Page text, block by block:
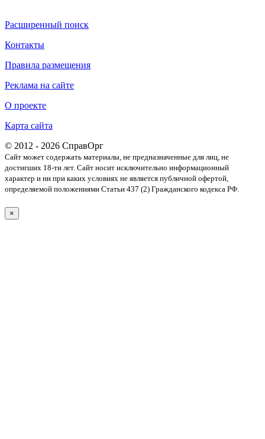
Расширенный поиск
Контакты
Правила размещения
Реклама на сайте
О проекте
Карта сайта
© 2012 - 2026 СправОрг
Сайт может содержать материалы, не предназначенные для лиц, не
достигших 18-ти лет. Cайт носит исключительно информационный
характер и ни при каких условиях не является публичной офертой,
определяемой положениями Статьи 437 (2) Гражданского кодекса РФ.
×